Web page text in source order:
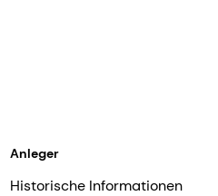
Anleger
Historische Informationen